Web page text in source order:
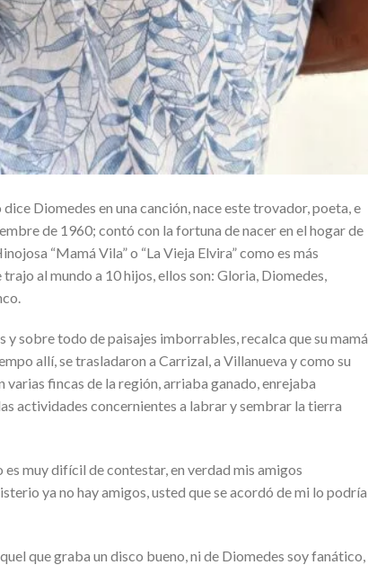
Diomedes en una canción, nace este trovador, poeta, e
de 1960; contó con la fortuna de nacer en el hogar de
“Mamá Vila” o “La Vieja Elvira” como es más
al mundo a 10 hijos, ellos son: Gloria, Diomedes,
y sobre todo de paisajes imborrables, recalca que su mamá
allí, se trasladaron a Carrizal, a Villanueva y como su
fincas de la región, arriaba ganado, enrejaba
actividades concernientes a labrar y sembrar la tierra
muy difícil de contestar, en verdad mis amigos
ya no hay amigos, usted que se acordó de mi lo podría
que graba un disco bueno, ni de Diomedes soy fanático,